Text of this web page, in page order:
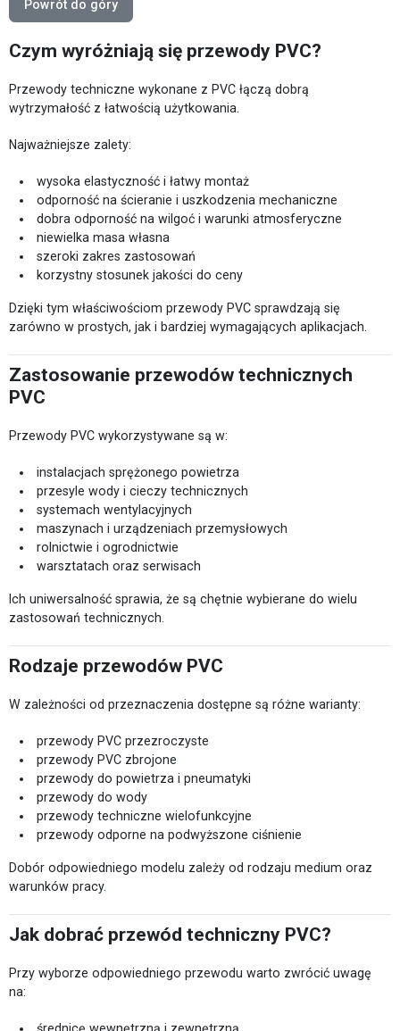
Powrót do góry
Czym wyróżniają się przewody PVC?
Przewody techniczne wykonane z PVC łączą dobrą
wytrzymałość z łatwością użytkowania.
Najważniejsze zalety:
wysoka elastyczność i łatwy montaż
odporność na ścieranie i uszkodzenia mechaniczne
dobra odporność na wilgoć i warunki atmosferyczne
niewielka masa własna
szeroki zakres zastosowań
korzystny stosunek jakości do ceny
Dzięki tym właściwościom przewody PVC sprawdzają się
zarówno w prostych, jak i bardziej wymagających aplikacjach.
Zastosowanie przewodów technicznych
PVC
Przewody PVC wykorzystywane są w:
instalacjach sprężonego powietrza
przesyle wody i cieczy technicznych
systemach wentylacyjnych
maszynach i urządzeniach przemysłowych
rolnictwie i ogrodnictwie
warsztatach oraz serwisach
Ich uniwersalność sprawia, że są chętnie wybierane do wielu
zastosowań technicznych.
Rodzaje przewodów PVC
W zależności od przeznaczenia dostępne są różne warianty:
przewody PVC przezroczyste
przewody PVC zbrojone
przewody do powietrza i pneumatyki
przewody do wody
przewody techniczne wielofunkcyjne
przewody odporne na podwyższone ciśnienie
Dobór odpowiedniego modelu zależy od rodzaju medium oraz
warunków pracy.
Jak dobrać przewód techniczny PVC?
Przy wyborze odpowiedniego przewodu warto zwrócić uwagę
na:
średnicę wewnętrzną i zewnętrzną